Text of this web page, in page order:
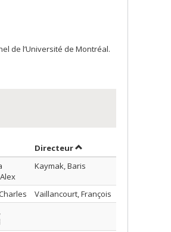
de l’Université de Montréal.
Trier par auteur en ordre décroissant
Directeurpar contributeur en
Kaymak, Baris
Vaillancourt, François